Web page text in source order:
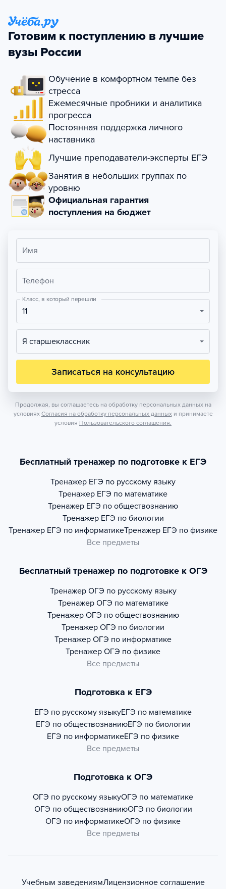
Готовим к поступлению в лучшие
вузы России
Обучение в комфортном темпе без
стресса
Ежемесячные пробники и аналитика
прогресса
Постоянная поддержка личного
наставника
Лучшие преподаватели-эксперты ЕГЭ
Занятия в небольших группах по
уровню
Официальная гарантия
поступления на бюджет
Имя
Телефон
Класс, в который перешли
11
Я старшеклассник
Записаться на консультацию
Продолжая, вы соглашаетесь на обработку персональных данных на
условиях Согласия на обработку персональных данных и принимаете
условия Пользовательского соглашения.
Бесплатный тренажер по подготовке к ЕГЭ
Тренажер ЕГЭ по русскому языку
Тренажер ЕГЭ по математике
Тренажер ЕГЭ по обществознанию
Тренажер ЕГЭ по биологии
Тренажер ЕГЭ по информатикеТренажер ЕГЭ по физике
Все предметы
Бесплатный тренажер по подготовке к ОГЭ
Тренажер ОГЭ по русскому языку
Тренажер ОГЭ по математике
Тренажер ОГЭ по обществознанию
Тренажер ОГЭ по биологии
Тренажер ОГЭ по информатике
Тренажер ОГЭ по физике
Все предметы
Подготовка к ЕГЭ
ЕГЭ по русскому языкуЕГЭ по математике
ЕГЭ по обществознаниюЕГЭ по биологии
ЕГЭ по информатикеЕГЭ по физике
Все предметы
Подготовка к ОГЭ
ОГЭ по русскому языкуОГЭ по математике
ОГЭ по обществознаниюОГЭ по биологии
ОГЭ по информатикеОГЭ по физике
Все предметы
Учебным заведениямЛицензионное соглашение